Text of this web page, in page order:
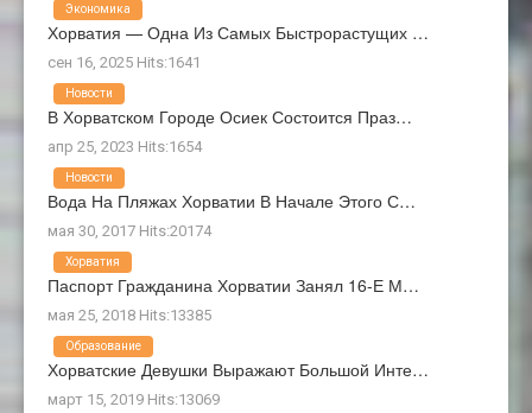
Хорватия — Одна Из Самых Быстрорастущих …
сен 16, 2025 Hits:1641
Экономика
В Хорватском Городе Осиек Состоится Праз…
апр 25, 2023 Hits:1654
Новости
Вода На Пляжах Хорватии В Начале Этого С…
мая 30, 2017 Hits:20174
Новости
Паспорт Гражданина Хорватии Занял 16-Е М…
мая 25, 2018 Hits:13385
Хорватия
Хорватские Девушки Выражают Большой Инте…
март 15, 2019 Hits:13069
Образование